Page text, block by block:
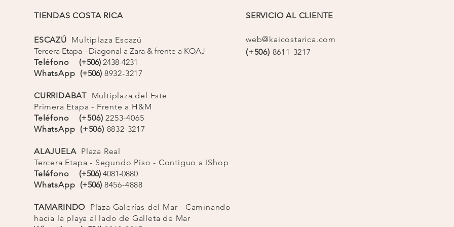
térmica de acero inoxidable
Aislamiento de triple capa
Tapa a prueba de fugas
con pajita incorporada que te permite beber a
de BPA, plomo y ftalatos.
para limpiar y agregar hielo.
que también funciona como candado cuando
está cerrado.
para lavavajillas y taza lavable a mano.
TIENDAS COSTA RICA
ESCAZÚ Multiplaza Escazú
Tercera Etapa - Diagonal a Zara & frente a KOAJ
Teléfono (+506)2438-4231
WhatsApp (+506) 8932-3217
CURRIDABAT Multiplaza del Este
Primera Etapa - Frente a H&M
Teléfono (+506)2253-4065
WhatsApp (+506) 8832-3217
ALAJUELA Plaza Real
Tercera Etapa - Segundo Piso - Contiguo a IShop
Teléfono (+506)4081-0880
WhatsApp (+506) 8456-4888
TAMARINDO Plaza Galerías del Mar - Caminando
hacia la playa al lado de Galleta de Mar
SERVICIO AL CLIENTE
web@kaicostarica.com
(+506) 8611-3217